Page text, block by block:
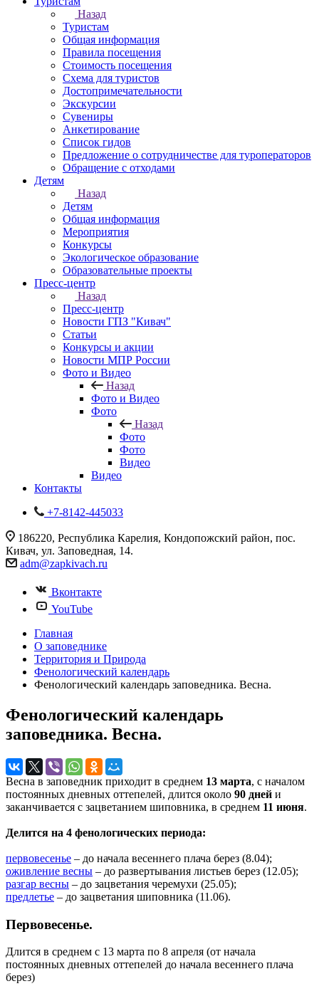
Назад
Туристам
Общая информация
Правила посещения
Стоимость посещения
Схема для туристов
Достопримечательности
Экскурсии
Сувениры
Анкетирование
Список гидов
Предложение о сотрудничестве для туроператоров
Обращение с отходами
Детям
Назад
Детям
Общая информация
Мероприятия
Конкурсы
Экологическое образование
Образовательные проекты
Пресс-центр
Назад
Пресс-центр
Новости ГПЗ "Кивач"
Статьи
Конкурсы и акции
Новости МПР России
Фото и Видео
Назад
Фото и Видео
Фото
Назад
Фото
Фото
Видео
Видео
Контакты
+7-8142-445033
186220, Республика Карелия, Кондопожский район, пос.
Кивач, ул. Заповедная, 14.
adm@zapkivach.ru
Вконтакте
YouTube
Главная
О заповеднике
Территория и Природа
Фенологический календарь
Фенологический календарь заповедника. Весна.
Фенологический календарь
заповедника. Весна.
Весна в заповедник приходит в среднем 13 марта, с началом
постоянных дневных оттепелей, длится около 90 дней и
заканчивается с зацветанием шиповника, в среднем 11 июня.
Делится на 4 фенологических периода:
первовесенье – до начала весеннего плача берез (8.04);
оживление весны – до развертывания листьев берез (12.05);
разгар весны – до зацветания черемухи (25.05);
предлетье – до зацветания шиповника (11.06).
Первовесенье.
Длится в среднем с 13 марта по 8 апреля (от начала
постоянных дневных оттепелей до начала весеннего плача
берез)